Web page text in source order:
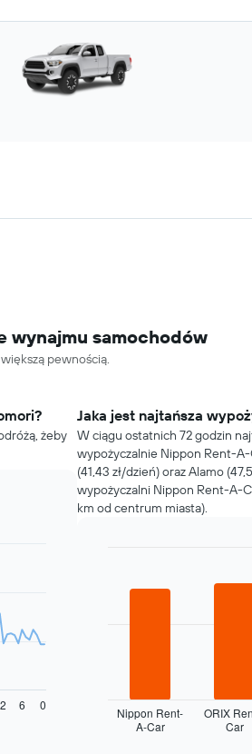
wynajmu samochodów
pewnością.
żeby
0
6
Jaka jest najtańsza
W ciągu ostatnich 72 godzin
wypożyczalnie Nippon Rent-A-
(41,43 zł/dzień) oraz Alamo
wypożyczalni Nippon Rent-A-
km od centrum miasta).
pokazuje
cztery
najtańsze
Nippon Rent-
A-Car
ORIX
Car